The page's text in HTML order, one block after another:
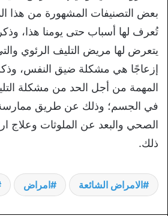
بعض التصنيفات المشهورة من هذا
تُعرف لها أسباب حتى يومنا هذا،
يتعرض لها مريض التليف الرئوي
إزعاجًا هي مشكلة ضيق النفس،
المهمة من أجل الحد من مشكلة
في الجسم؛ وذلك عن طريق ممارسة
الصحي والبعد عن الملوثات وعلاج
ذلك.
الامراض الشائعة امراض